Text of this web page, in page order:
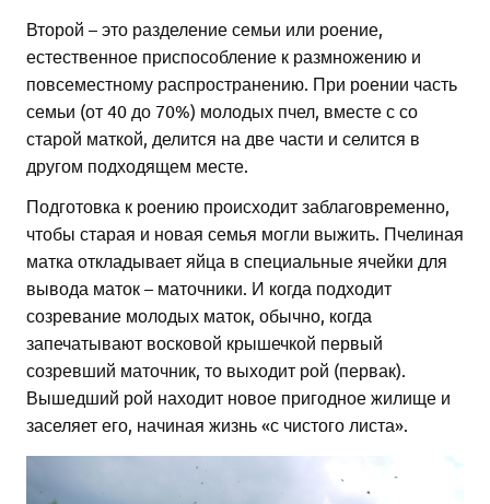
Второй – это разделение семьи или роение,
естественное приспособление к размножению и
повсеместному распространению. При роении часть
семьи (от 40 до 70%) молодых пчел, вместе с со
старой маткой, делится на две части и селится в
другом подходящем месте.
Подготовка к роению происходит заблаговременно,
чтобы старая и новая семья могли выжить. Пчелиная
матка откладывает яйца в специальные ячейки для
вывода маток – маточники. И когда подходит
созревание молодых маток, обычно, когда
запечатывают восковой крышечкой первый
созревший маточник, то выходит рой (первак).
Вышедший рой находит новое пригодное жилище и
заселяет его, начиная жизнь «с чистого листа».